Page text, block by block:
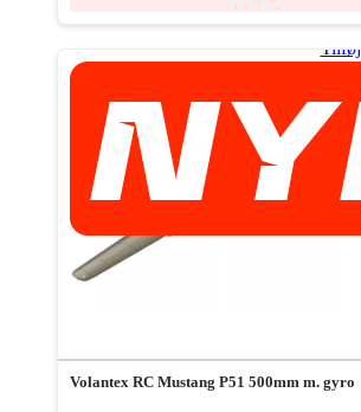
Tilføj
liste
Volantex RC Mustang P51 500mm m. gyro